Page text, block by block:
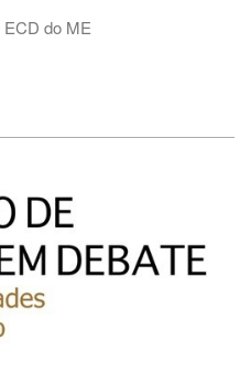
ECD do ME